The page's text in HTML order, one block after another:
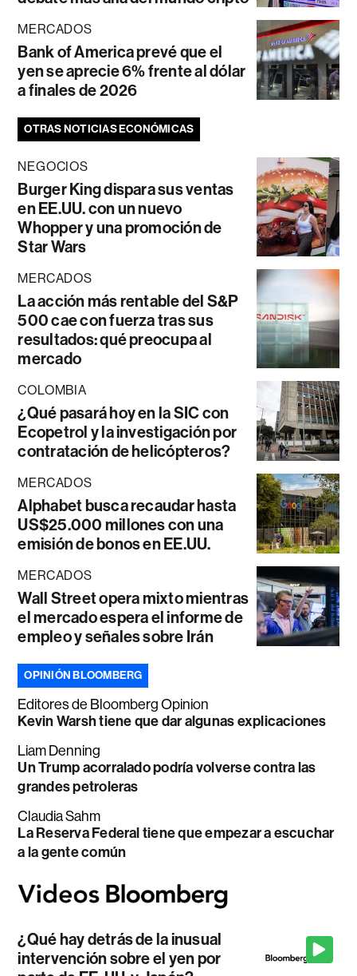
MERCADOS
Bank of America prevé que el
yen se aprecie 6% frente al dólar
a finales de 2026
OTRAS NOTICIAS ECONÓMICAS
NEGOCIOS
Burger King dispara sus ventas
en EE.UU. con un nuevo
Whopper y una promoción de
Star Wars
MERCADOS
La acción más rentable del S&P
500 cae con fuerza tras sus
resultados: qué preocupa al
mercado
COLOMBIA
¿Qué pasará hoy en la SIC con
Ecopetrol y la investigación por
contratación de helicópteros?
MERCADOS
Alphabet busca recaudar hasta
US$25.000 millones con una
emisión de bonos en EE.UU.
MERCADOS
Wall Street opera mixto mientras
el mercado espera el informe de
empleo y señales sobre Irán
OPINIÓN BLOOMBERG
Editores de Bloomberg Opinion
Kevin Warsh tiene que dar algunas explicaciones
Liam Denning
Un Trump acorralado podría volverse contra las
grandes petroleras
Claudia Sahm
La Reserva Federal tiene que empezar a escuchar
a la gente común
¿Qué hay detrás de la inusual
intervención sobre el yen por